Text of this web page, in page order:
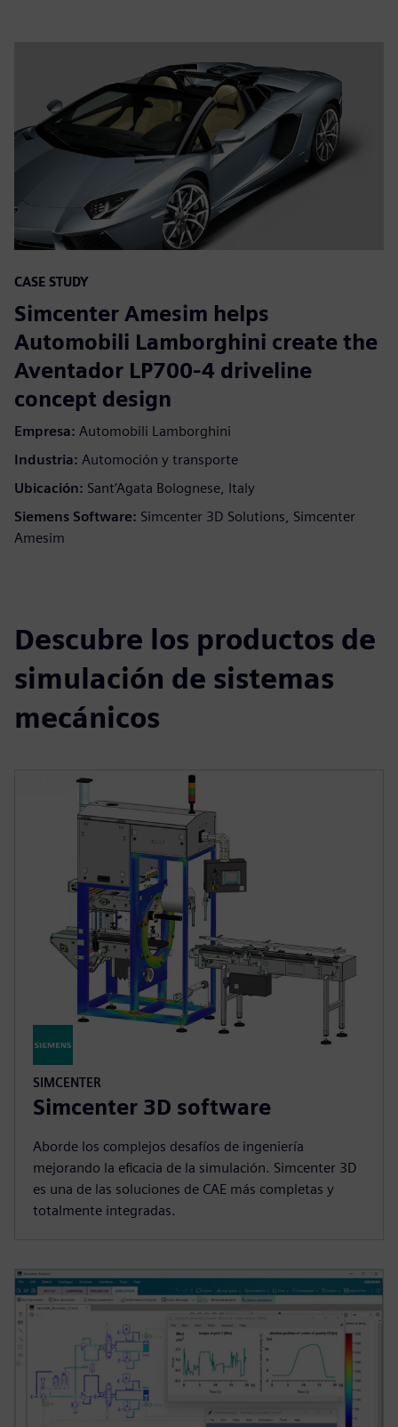
CASE STUDY
Simcenter Amesim helps
Automobili Lamborghini create the
Aventador LP700-4 driveline
concept design
Empresa: Automobili Lamborghini
Industria: Automoción y transporte
Ubicación: Sant’Agata Bolognese, Italy
Siemens Software: Simcenter 3D Solutions, Simcenter
Amesim
Descubre los productos de
simulación de sistemas
mecánicos
SIMCENTER
Simcenter 3D software
Aborde los complejos desafíos de ingeniería
mejorando la eficacia de la simulación. Simcenter 3D
es una de las soluciones de CAE más completas y
totalmente integradas.